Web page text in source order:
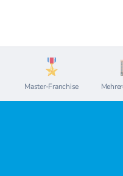
Master-Franchise